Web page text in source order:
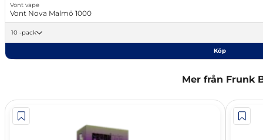
Vont vape
Vont Nova Malmö 1000
10 -pack
Köp
Mer från Frunk